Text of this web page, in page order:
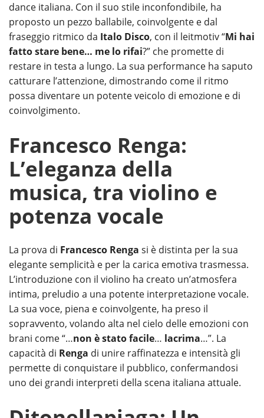
dance italiana. Con il suo stile inconfondibile, ha
proposto un pezzo ballabile, coinvolgente e dal
fraseggio ritmico da Italo Disco, con il leitmotiv “Mi hai
fatto stare bene… me lo rifai?” che promette di
restare in testa a lungo. La sua performance ha saputo
catturare l’attenzione, dimostrando come il ritmo
possa diventare un potente veicolo di emozione e di
coinvolgimento.
Francesco Renga:
L’eleganza della
musica, tra violino e
potenza vocale
La prova di Francesco Renga si è distinta per la sua
elegante semplicità e per la carica emotiva trasmessa.
L’introduzione con il violino ha creato un’atmosfera
intima, preludio a una potente interpretazione vocale.
La sua voce, piena e coinvolgente, ha preso il
sopravvento, volando alta nel cielo delle emozioni con
brani come “…non è stato facile… lacrima…”. La
capacità di Renga di unire raffinatezza e intensità gli
permette di conquistare il pubblico, confermandosi
uno dei grandi interpreti della scena italiana attuale.